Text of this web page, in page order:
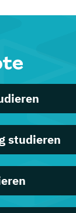
studieren